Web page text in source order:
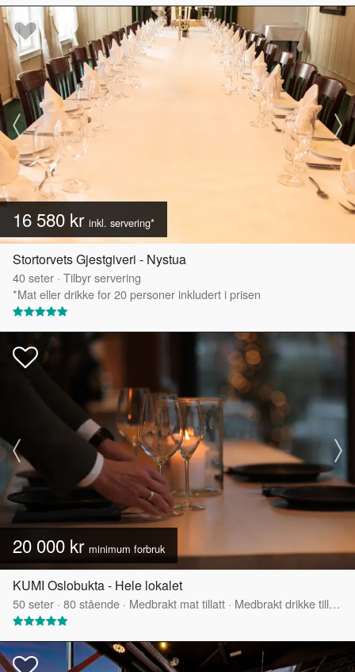
16 580 kr inkl. servering*
Stortorvets Gjestgiveri - Nystua
40seter · Tilbyr servering
*Mat eller drikke for 20 personer inkludert i prisen
20 000 kr minimum forbruk
KUMI Oslobukta - Hele lokalet
50seter · 80stående · Medbrakt mat tillatt · Medbrakt drikke tillatt